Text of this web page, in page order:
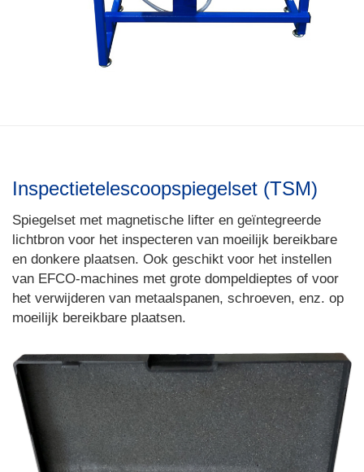
Inspectietelescoopspiegelset (TSM)
Spiegelset met magnetische lifter en geïntegreerde
lichtbron voor het inspecteren van moeilijk bereikbare
en donkere plaatsen. Ook geschikt voor het instellen
van EFCO-machines met grote dompeldieptes of voor
het verwijderen van metaalspanen, schroeven, enz. op
moeilijk bereikbare plaatsen.